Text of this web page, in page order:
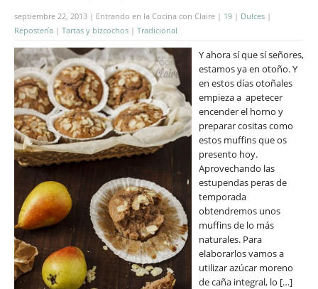
septiembre 22, 2013 | Entrando en la Cocina con Claire | 19 | Dulces |
Repostería | Tartas y bizcochos | Tradicional
Y ahora sí que sí señores,
estamos ya en otoño. Y
en estos días otoñales
empieza a apetecer
encender el horno y
preparar cositas como
estos muffins que os
presento hoy.
Aprovechando las
estupendas peras de
temporada
obtendremos unos
muffins de lo más
naturales. Para
elaborarlos vamos a
utilizar azúcar moreno
de caña integral, lo […]